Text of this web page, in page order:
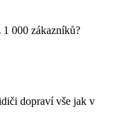
1 000 zákazníků?
dopraví vše jak v